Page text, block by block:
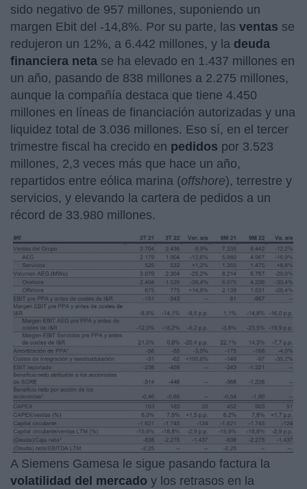
sido negativo de 957 millones, suponiendo un
margen Ebit del -14,8%. Por su parte, las ventas se
redujeron un 12%, a 6.442 millones, y la deuda
financiera neta se ha elevado en 1.437 millones en
un año, pasando de 838 millones a 2.275 millones,
aunque la compañía destaca que tiene 4.450
millones en líneas de financiación autorizadas y una
liquidez total de 3.036 millones. Eso sí, en el tercer
trimestre fiscal ha crecido en pedidos por 3.523
millones, 2,3 veces más que hace un año,
repartidos entre eólica marina (offshore), terrestre y
servicios, y elevando la cartera de pedidos a un
récord de 33.980 millones.
A Siemens Gamesa le sigue pasando factura la
volatilidad del mercado y los retrasos en la